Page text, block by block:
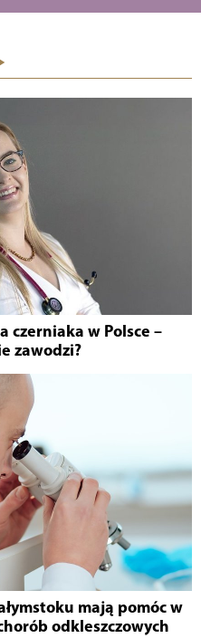
czerniaka w Polsce –
zawodzi?
mają pomóc w
odkleszczowych